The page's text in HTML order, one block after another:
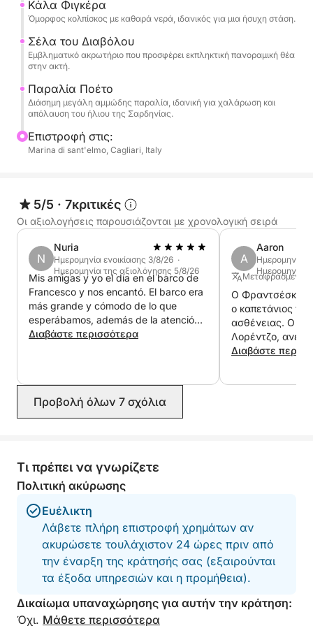
Συνιστάται πάντα μισή μέρα το πρωί λόγω του
ανέμου. Ο καπετάνιος περιλαμβάνεται στην τιμή,
καύσιμα 60 ευρώ που καταβάλλονται στο τέλος
Κάλα Φιγκέρα
Όμορφος κολπίσκος με καθαρά νερά, ιδανικός για μια ήσυχη στάση.
Σέλα του Διαβόλου
Εμβληματικό ακρωτήριο που προσφέρει εκπληκτική πανοραμική θέα
στην ακτή.
Παραλία Ποέτο
Διάσημη μεγάλη αμμώδης παραλία, ιδανική για χαλάρωση και
απόλαυση του ήλιου της Σαρδηνίας.
Επιστροφή στις:
Marina di sant'elmo, Cagliari, Italy
5/5 · 7κριτικές
Οι αξιολογήσεις παρουσιάζονται με χρονολογική σειρά
N
Nuria
Ημερομηνία ενοικίασης 3/8/26 ·
Ημερομηνία της αξιολόγησης 5/8/26
Mis amigas y yo el día en el barco de
Francesco y nos encantó. El barco era
más grande y cómodo de lo que
esperábamos, además de la atención
tan buena por parte de Francesco y su
Διαβάστε περισσότερα
A
Aaron
Ημερομηνία
Ημερομηνία
Μεταφρασμένο
Ο Φραντσέσκο
ο καπετάνιος
ασθένειας. Ο
Λορέντζο,
καταπληκτικός
Διαβάστε
Προβολή όλων 7 σχόλια
Τι πρέπει να γνωρίζετε
Πολιτική ακύρωσης
Ευέλικτη
Λάβετε πλήρη επιστροφή χρημάτων αν
ακυρώσετε τουλάχιστον 24 ώρες πριν από
την έναρξη της κράτησής σας (εξαιρούνται
τα έξοδα υπηρεσιών και η προμήθεια).
Δικαίωμα υπαναχώρησης για αυτήν την κράτηση:
Όχι. Μάθετε περισσότερα